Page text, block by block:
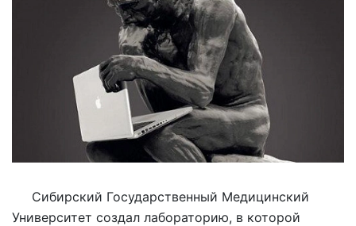
Сибирский Государственный Медицинский
Университет создал лабораторию, в которой